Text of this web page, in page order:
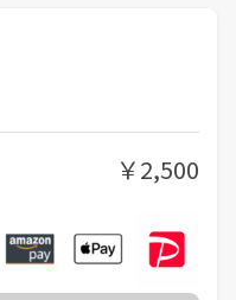
さい
￥2,500